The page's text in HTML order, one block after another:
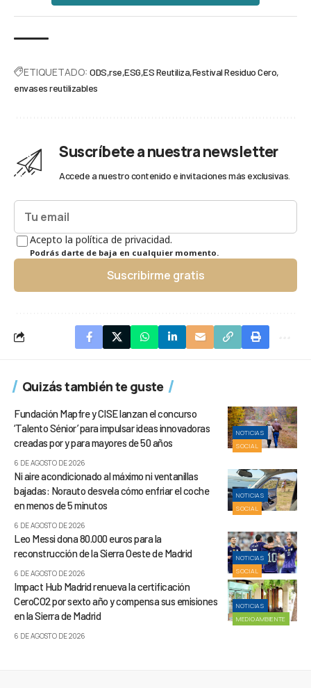
ETIQUETADO: ODS rse ESG ES Reutiliza Festival Residuo Cero
envases reutilizables
Suscríbete a nuestra newsletter
Accede a nuestro contenido e invitaciones más exclusivas.
Acepto la política de privacidad.
Podrás darte de baja en cualquier momento.
Suscribirme gratis
Quizás también te guste
NOTICIAS
SOCIAL
Fundación Mapfre y CISE lanzan el concurso
‘Talento Sénior’ para impulsar ideas innovadoras
creadas por y para mayores de 50 años
6 DE AGOSTO DE 2026
NOTICIAS
SOCIAL
Ni aire acondicionado al máximo ni ventanillas
bajadas: Norauto desvela cómo enfriar el coche
en menos de 5 minutos
6 DE AGOSTO DE 2026
NOTICIAS
SOCIAL
Leo Messi dona 80.000 euros para la
reconstrucción de la Sierra Oeste de Madrid
6 DE AGOSTO DE 2026
NOTICIAS
MEDIOAMBIENTE
Impact Hub Madrid renueva la certificación
CeroCO2 por sexto año y compensa sus emisiones
en la Sierra de Madrid
6 DE AGOSTO DE 2026